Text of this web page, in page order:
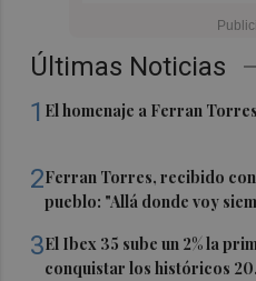
Últimas Noticias
1 El homenaje a Ferran
2Ferran Torres, recibido con
pueblo: "Allá donde voy
3El Ibex 35 sube un 2% la
conquistar los históricos